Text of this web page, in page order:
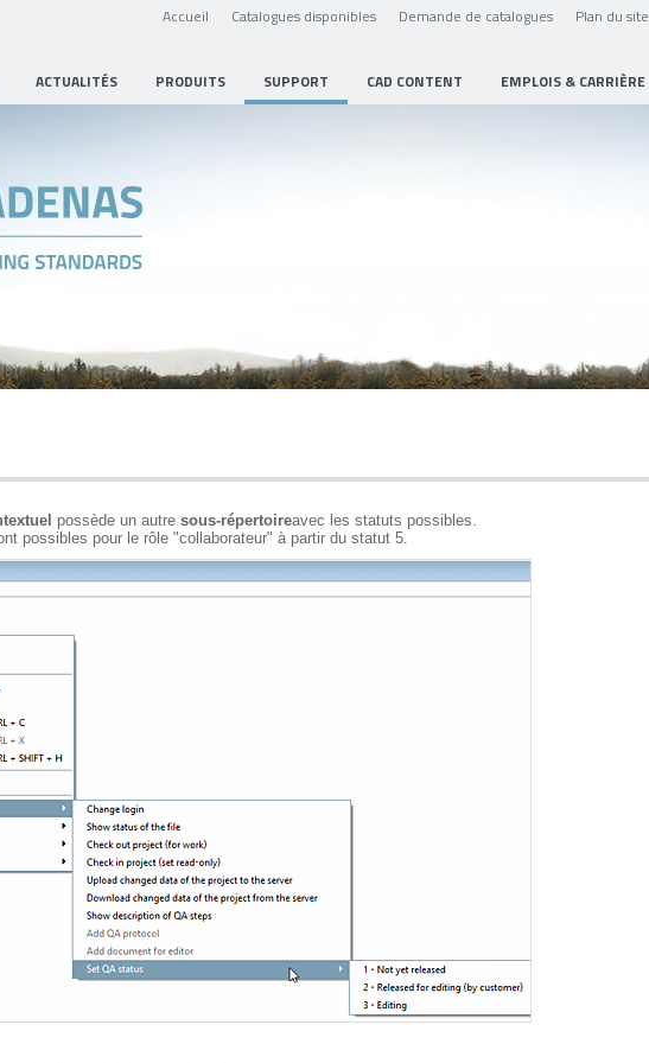
Accueil Catalogues disponibles Demande de catalogues Plan du site
ACTUALITÉS PRODUITS SUPPORT CAD CONTENT EMPLOIS & CARRIÈRE
possède un autre sous-répertoireavec les statuts possibles.
possibles pour le rôle "collaborateur" à partir du statut 5.